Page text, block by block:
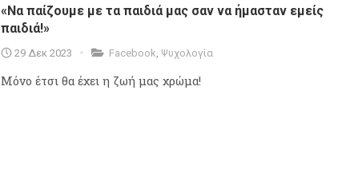
«Να παίζουμε με τα παιδιά μας σαν να ήμασταν εμείς
παιδιά!»
29 Δεκ 2023 Facebook Ψυχολογία
Μόνο έτσι θα έχει η ζωή μας χρώμα!